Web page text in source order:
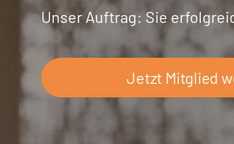
Unser Auftrag: Sie
Jetzt Mitglied